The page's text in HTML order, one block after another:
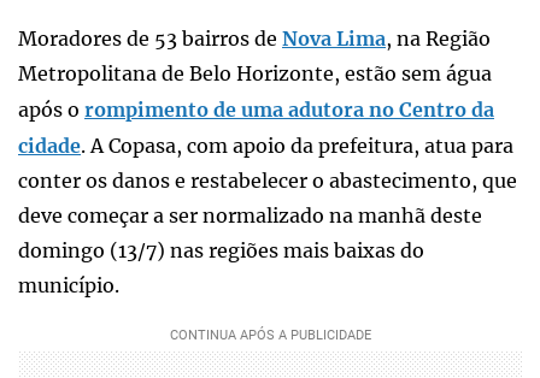
Moradores de 53 bairros de Nova Lima, na Região
Metropolitana de Belo Horizonte, estão sem água
após o rompimento de uma adutora no Centro da
cidade. A Copasa, com apoio da prefeitura, atua para
conter os danos e restabelecer o abastecimento, que
deve começar a ser normalizado na manhã deste
domingo (13/7) nas regiões mais baixas do
município.